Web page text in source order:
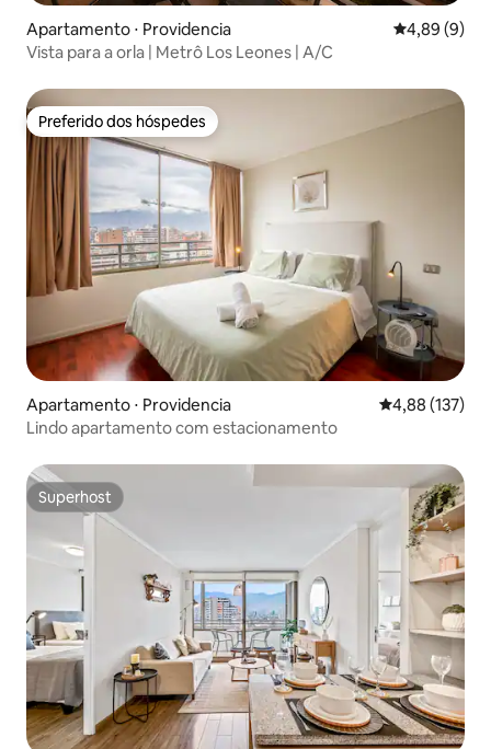
Apartamento ⋅ Providencia 4,89 de uma
4,89 (9)
Vista para a orla | Metrô Los Leones | A/C
Preferido dos hóspedes
Preferido dos hóspedes
Apartamento ⋅ Providencia 4,88 de uma
4,88 (137)
Lindo apartamento com estacionamento
Superhost
Superhost